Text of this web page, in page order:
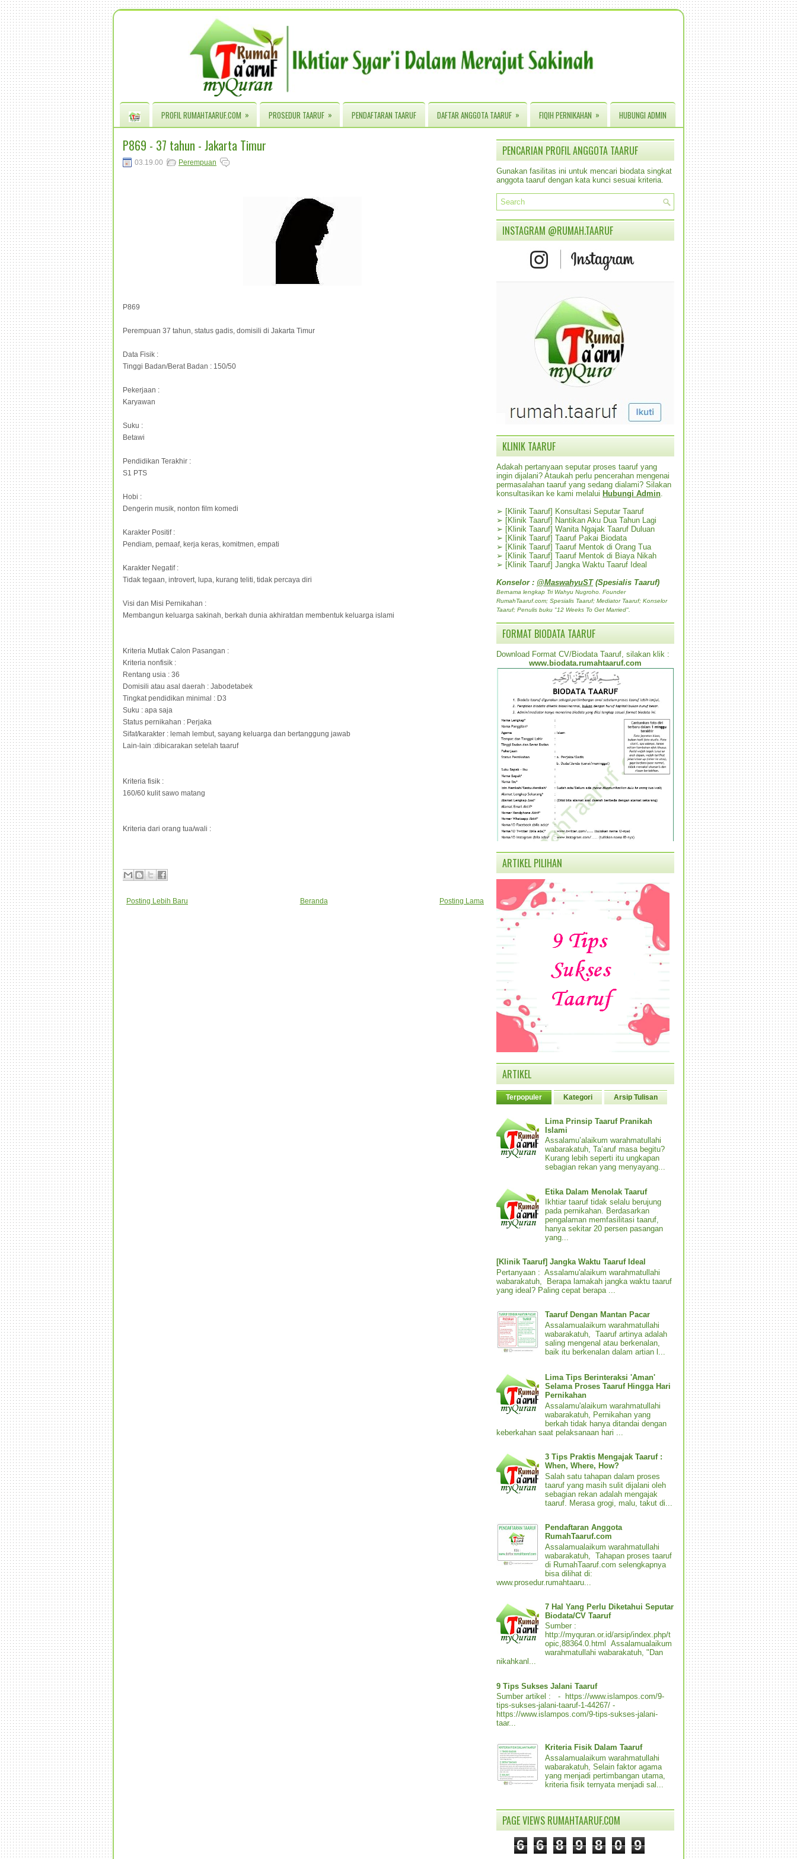
PROFIL RUMAHTAARUF.COM » PROSEDUR TAARUF » PENDAFTARAN TAARUF DAFTAR ANGGOTA TAARUF » FIQIH PERNIKAHAN » HUBUNGI ADMIN
P869 - 37 tahun - Jakarta Timur
03.19.00 Perempuan
P869
Perempuan 37 tahun, status gadis, domisili di Jakarta Timur
Data Fisik :
Tinggi Badan/Berat Badan : 150/50
Pekerjaan :
Karyawan
Suku :
Betawi
Pendidikan Terakhir :
S1 PTS
Hobi :
Dengerin musik, nonton film komedi
Karakter Positif :
Pendiam, pemaaf, kerja keras, komitmen, empati
Karakter Negatif :
Tidak tegaan, introvert, lupa, kurang teliti, tidak percaya diri
Visi dan Misi Pernikahan :
Membangun keluarga sakinah, berkah dunia akhiratdan membentuk keluarga islami
Kriteria Mutlak Calon Pasangan :
Kriteria nonfisik :
Rentang usia : 36
Domisili atau asal daerah : Jabodetabek
Tingkat pendidikan minimal : D3
Suku : apa saja
Status pernikahan : Perjaka
Sifat/karakter : lemah lembut, sayang keluarga dan bertanggung jawab
Lain-lain :dibicarakan setelah taaruf
Kriteria fisik :
160/60 kulit sawo matang
Kriteria dari orang tua/wali :
Posting Lebih Baru Posting Lama
Beranda
PENCARIAN PROFIL ANGGOTA TAARUF
Gunakan fasilitas ini untuk mencari biodata singkat
anggota taaruf dengan kata kunci sesuai kriteria.
INSTAGRAM @RUMAH.TAARUF
KLINIK TAARUF
Adakah pertanyaan seputar proses taaruf yang
ingin dijalani? Ataukah perlu pencerahan mengenai
permasalahan taaruf yang sedang dialami? Silakan
konsultasikan ke kami melalui Hubungi Admin
➢ [Klinik Taaruf] Konsultasi Seputar Taaruf
➢ [Klinik Taaruf] Nantikan Aku Dua Tahun Lagi
➢ [Klinik Taaruf] Wanita Ngajak Taaruf Duluan
➢ [Klinik Taaruf] Taaruf Pakai Biodata
➢ [Klinik Taaruf] Taaruf Mentok di Orang Tua
➢ [Klinik Taaruf] Taaruf Mentok di Biaya Nikah
➢ [Klinik Taaruf] Jangka Waktu Taaruf Ideal
Konselor : @MaswahyuST(Spesialis Taaruf)
Bernama lengkap Tri Wahyu Nugroho. Founder
RumahTaaruf.com; Spesialis Taaruf; Mediator Taaruf; Konselor
Taaruf; Penulis buku "12 Weeks To Get Married".
FORMAT BIODATA TAARUF
Download Format CV/Biodata Taaruf, silakan klik :
www.biodata.rumahtaaruf.com
ARTIKEL PILIHAN
ARTIKEL
Terpopuler Kategori Arsip Tulisan
Lima Prinsip Taaruf Pranikah
Islami
Assalamu’alaikum warahmatullahi
wabarakatuh, Ta’aruf masa begitu?
Kurang lebih seperti itu ungkapan
sebagian rekan yang menyayang...
Etika Dalam Menolak Taaruf
Ikhtiar taaruf tidak selalu berujung
pada pernikahan. Berdasarkan
pengalaman memfasilitasi taaruf,
hanya sekitar 20 persen pasangan
yang...
[Klinik Taaruf] Jangka Waktu Taaruf Ideal
Pertanyaan : Assalamu'alaikum warahmatullahi
wabarakatuh, Berapa lamakah jangka waktu taaruf
yang ideal? Paling cepat berapa ...
Taaruf Dengan Mantan Pacar
Assalamualaikum warahmatullahi
wabarakatuh, Taaruf artinya adalah
saling mengenal atau berkenalan,
baik itu berkenalan dalam artian l...
Lima Tips Berinteraksi 'Aman'
Selama Proses Taaruf Hingga Hari
Pernikahan
Assalamu'alaikum warahmatullahi
wabarakatuh, Pernikahan yang
berkah tidak hanya ditandai dengan
keberkahan saat pelaksanaan hari ...
3 Tips Praktis Mengajak Taaruf :
When, Where, How?
Salah satu tahapan dalam proses
taaruf yang masih sulit dijalani oleh
sebagian rekan adalah mengajak
taaruf. Merasa grogi, malu, takut di...
Pendaftaran Anggota
RumahTaaruf.com
Assalamualaikum warahmatullahi
wabarakatuh, Tahapan proses taaruf
di RumahTaaruf.com selengkapnya
bisa dilihat di:
www.prosedur.rumahtaaru...
7 Hal Yang Perlu Diketahui Seputar
Biodata/CV Taaruf
Sumber :
http://myquran.or.id/arsip/index.php/t
opic,88364.0.html Assalamualaikum
warahmatullahi wabarakatuh, "Dan
nikahkanl...
9 Tips Sukses Jalani Taaruf
Sumber artikel : - https://www.islampos.com/9-
tips-sukses-jalani-taaruf-1-44267/ -
https://www.islampos.com/9-tips-sukses-jalani-
taar...
Kriteria Fisik Dalam Taaruf
Assalamualaikum warahmatullahi
wabarakatuh, Selain faktor agama
yang menjadi pertimbangan utama,
kriteria fisik ternyata menjadi sal...
PAGE VIEWS RUMAHTAARUF.COM
6 6 8 9 8 0 9